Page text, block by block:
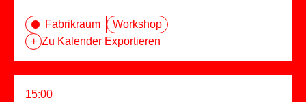
Fabrikraum
Workshop
+ Zu Kalender Exportieren
15:00